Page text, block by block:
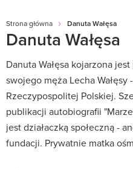
Strona główna Danuta Wałęsa
Danuta Wałęsa
Danuta Wałęsa kojarzona
swojego męża Lecha Wałęsy
Rzeczypospolitej Polskiej.
publikacji autobiografii
jest działaczką społeczną -
fundacji. Prywatnie matka